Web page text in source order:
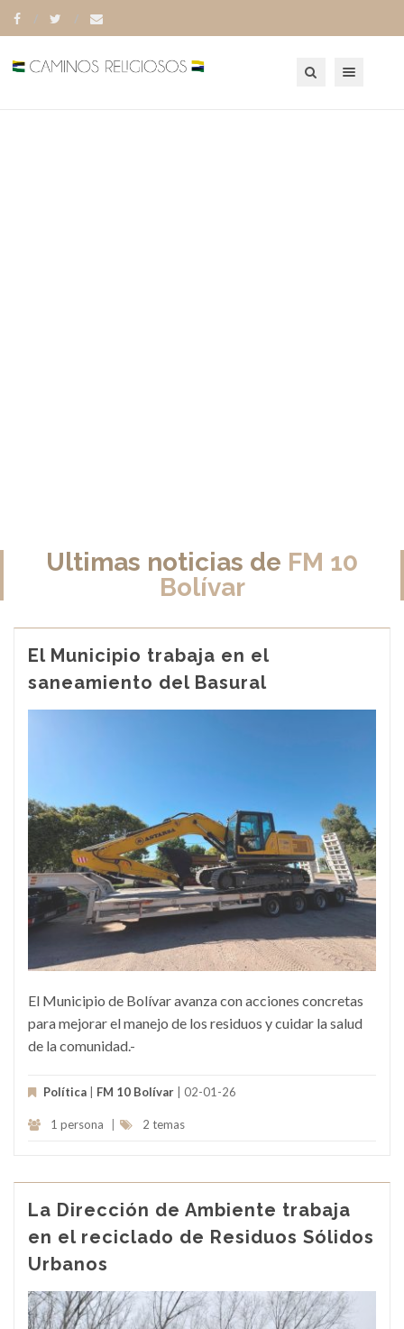
Ultimas noticias de FM 10
Bolívar
El Municipio trabaja en el
saneamiento del Basural
El Municipio de Bolívar avanza con acciones concretas
para mejorar el manejo de los residuos y cuidar la salud
de la comunidad.-
Política | FM 10 Bolívar | 02-01-26
1 persona | 2 temas
La Dirección de Ambiente trabaja
en el reciclado de Residuos Sólidos
Urbanos